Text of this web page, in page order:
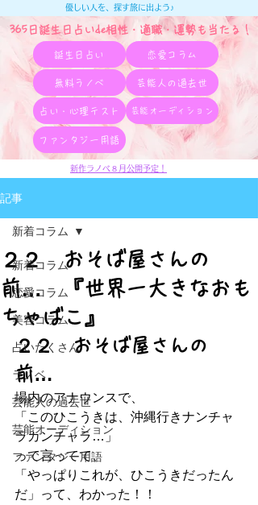
365日誕生日占いde相性・適職・​運勢も当たる！
優しい人を、探す旅に出よう♪
誕生日占い 恋愛コラム
無料ラノベ 芸能人の過去世
占い・心理テスト 芸能オーディション
ファンタジー用語
新作ラノベ８月公開予定！
記事
新着コラム
恋愛コラム
美容コラム
占いたくさん
ラノベ
芸能人の過去世
芸能オーディション
ファンタジー用語
新着コラム
２２ おそば屋さんの
前… 『世界一大きなおも
ちゃばこ』
２２　おそば屋さんの
前…
場内のアナウンスで、
「このひこうきは、沖縄行きナンチャ
ラカンチャラ…」
って言ってて、
「やっぱりこれが、ひこうきだったん
だ」って、わかった！！